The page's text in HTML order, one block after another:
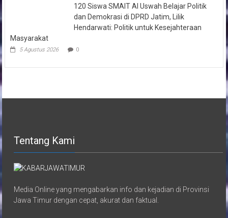
120 Siswa SMAIT Al Uswah Belajar Politik
dan Demokrasi di DPRD Jatim, Lilik
Hendarwati: Politik untuk Kesejahteraan
Masyarakat
5 Agustus 2026 0
Tentang Kami
Media Online yang mengabarkan info dan kejadian di Provinsi
Jawa Timur dengan cepat, akurat dan faktual.